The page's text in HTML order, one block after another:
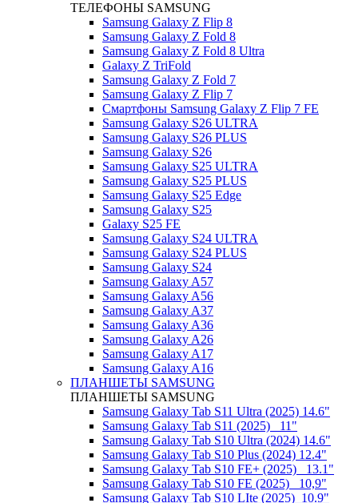
ТЕЛЕФОНЫ SAMSUNG
Samsung Galaxy Z Flip 8
Samsung Galaxy Z Fold 8
Samsung Galaxy Z Fold 8 Ultra
Galaxy Z TriFold
Samsung Galaxy Z Fold 7
Samsung Galaxy Z Flip 7
Смартфоны Samsung Galaxy Z Flip 7 FE
Samsung Galaxy S26 ULTRA
Samsung Galaxy S26 PLUS
Samsung Galaxy S26
Samsung Galaxy S25 ULTRA
Samsung Galaxy S25 PLUS
Samsung Galaxy S25 Edge
Samsung Galaxy S25
Galaxy S25 FE
Samsung Galaxy S24 ULTRA
Samsung Galaxy S24 PLUS
Samsung Galaxy S24
Samsung Galaxy A57
Samsung Galaxy A56
Samsung Galaxy A37
Samsung Galaxy A36
Samsung Galaxy A26
Samsung Galaxy A17
Samsung Galaxy A16
ПЛАНШЕТЫ SAMSUNG
ПЛАНШЕТЫ SAMSUNG
Samsung Galaxy Tab S11 Ultra (2025) 14.6"
Samsung Galaxy Tab S11 (2025) _11"
Samsung Galaxy Tab S10 Ultra (2024) 14.6"
Samsung Galaxy Tab S10 Plus (2024) 12.4"
Samsung Galaxy Tab S10 FE+ (2025)_ 13.1"
Samsung Galaxy Tab S10 FE (2025)_ 10,9"
Samsung Galaxy Tab S10 LIte (2025)_10.9"